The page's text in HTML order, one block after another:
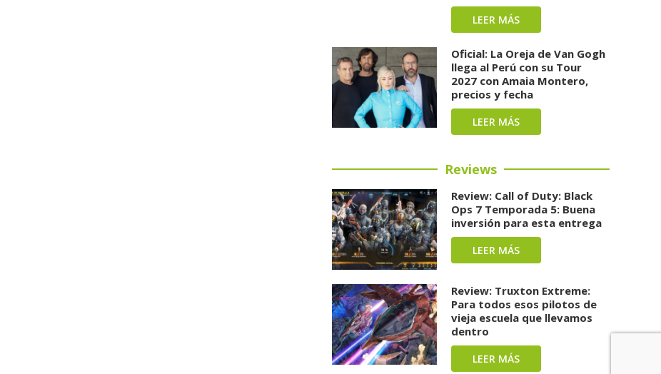
LEER MÁS
Oficial: La Oreja de Van Gogh
llega al Perú con su Tour
2027 con Amaia Montero,
precios y fecha
LEER MÁS
Reviews
Review: Call of Duty: Black
Ops 7 Temporada 5: Buena
inversión para esta entrega
LEER MÁS
Review: Truxton Extreme:
Para todos esos pilotos de
vieja escuela que llevamos
dentro
LEER MÁS